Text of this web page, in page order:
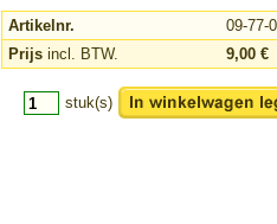
Artikelnr.
09-77-
Prijs incl. BTW. 9,00 €
stuk(s)